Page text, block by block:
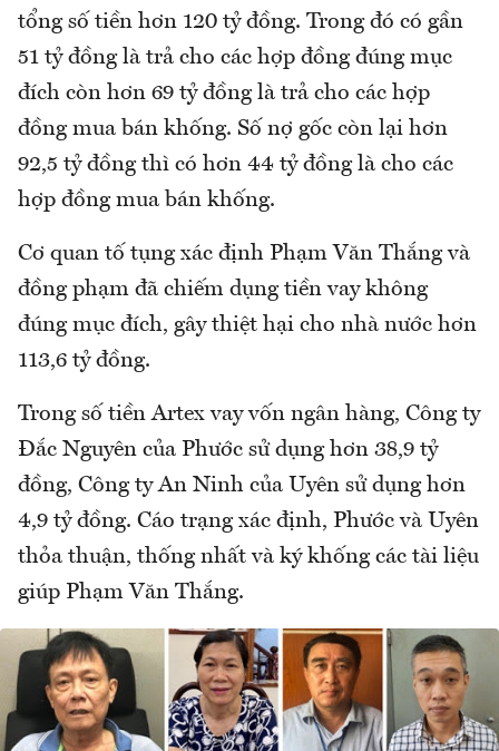
tổng số tiền hơn 120 tỷ đồng. Trong đó có gần
51 tỷ đồng là trả cho các hợp đồng đúng mục
đích còn hơn 69 tỷ đồng là trả cho các hợp
đồng mua bán khống. Số nợ gốc còn lại hơn
92,5 tỷ đồng thì có hơn 44 tỷ đồng là cho các
hợp đồng mua bán khống.
Cơ quan tố tụng xác định Phạm Văn Thắng và
đồng phạm đã chiếm dụng tiền vay không
đúng mục đích, gây thiệt hại cho nhà nước hơn
113,6 tỷ đồng.
Trong số tiền Artex vay vốn ngân hàng, Công ty
Đắc Nguyên của Phước sử dụng hơn 38,9 tỷ
đồng, Công ty An Ninh của Uyên sử dụng hơn
4,9 tỷ đồng. Cáo trạng xác định, Phước và Uyên
thỏa thuận, thống nhất và ký khống các tài liệu
giúp Phạm Văn Thắng.